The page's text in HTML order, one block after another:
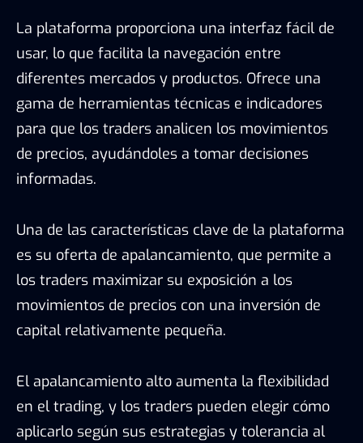
La plataforma proporciona una interfaz fácil de
usar, lo que facilita la navegación entre
diferentes mercados y productos. Ofrece una
gama de herramientas técnicas e indicadores
para que los traders analicen los movimientos
de precios, ayudándoles a tomar decisiones
informadas.
Una de las características clave de la plataforma
es su oferta de apalancamiento, que permite a
los traders maximizar su exposición a los
movimientos de precios con una inversión de
capital relativamente pequeña.
El apalancamiento alto aumenta la flexibilidad
en el trading, y los traders pueden elegir cómo
aplicarlo según sus estrategias y tolerancia al